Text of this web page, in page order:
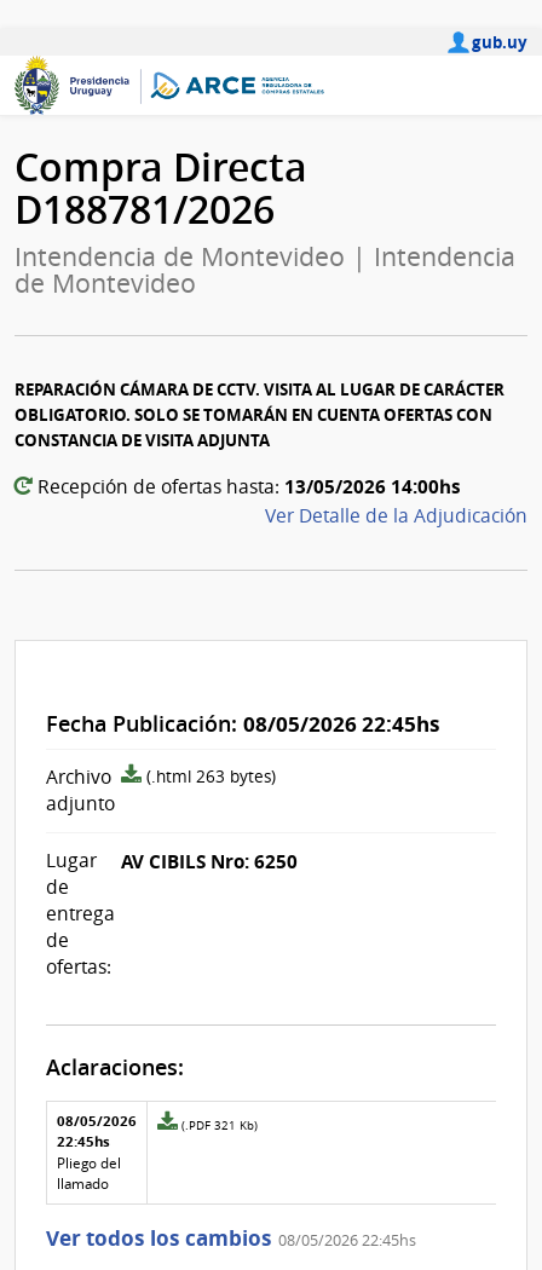
gub.uy
Compra Directa
D188781/2026
Intendencia de Montevideo | Intendencia
de Montevideo
REPARACIÓN CÁMARA DE CCTV. VISITA AL LUGAR DE CARÁCTER
OBLIGATORIO. SOLO SE TOMARÁN EN CUENTA OFERTAS CON
CONSTANCIA DE VISITA ADJUNTA
Recepción de ofertas hasta: 13/05/2026 14:00hs
Ver Detalle de la Adjudicación
Fecha Publicación: 08/05/2026 22:45hs
Archivo
adjunto
archivo
(.html 263 bytes)
Lugar
de
entrega
de
ofertas:
AV CIBILS Nro: 6250
Aclaraciones:
Aclaraciones del llamado
Fecha y
texto de
la
aclaración
08/05/2026
22:45hs
Pliego del
llamado
Archivo
aclaración
2
(.PDF 321 Kb)
Ver todos los cambios 08/05/2026 22:45hs